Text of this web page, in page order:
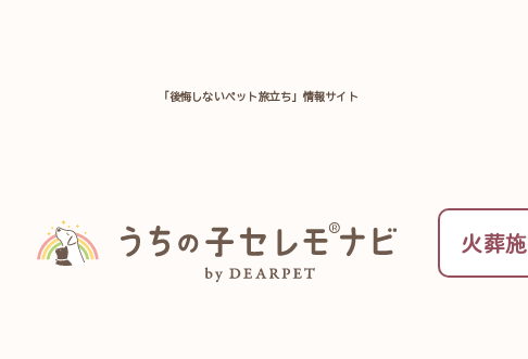
「後悔しないペット旅立ち」情報サイト
火葬
よくある質問一覧
ペッ